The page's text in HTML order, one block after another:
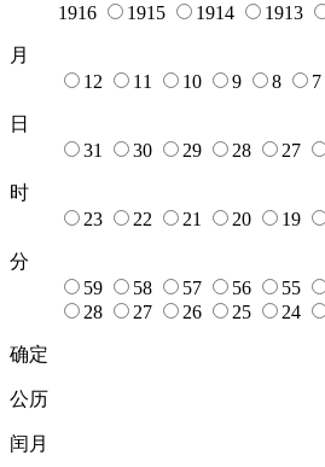
1916
1915 1914 1913
月
12
11 10 9 8 7
日
31
30 29 28 27
时
23
22 21 20 19
分
59
58 57 56 55
28
27 26 25 24
确定
公历
闰月